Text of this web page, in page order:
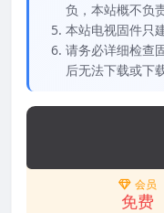
负，本站概不负
本站电视固件只
请务必详细检查
后无法下载或下
会员
免费